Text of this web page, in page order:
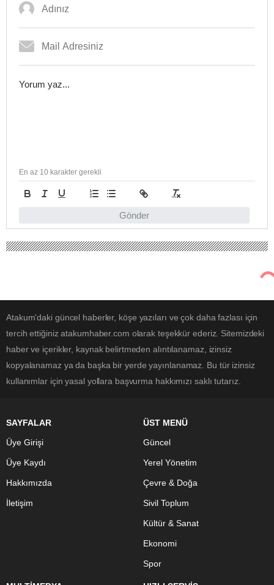
Gönder
En az 10 karakter gerekli
Atakum'daki güncel haberler, köşe yazıları ve çok daha fazlası için
tercih ettiğiniz atakumhaber.com olarak teşekkür ederiz. Sitemizdeki
haber ve içerikler, kaynak belirtmeden alıntılanamaz, izinsiz
kopyalanamaz ya da başka bir yerde yayınlanamaz. Bu tür izinsiz
kullanımlar için yasal yollara başvurma hakkımızı saklı tutarız.
SAYFALAR
Üye Girişi
Üye Kaydı
Hakkımızda
İletişim
ÜST MENÜ
Güncel
Yerel Yönetim
Çevre & Doğa
Sivil Toplum
Kültür & Sanat
Ekonomi
Spor